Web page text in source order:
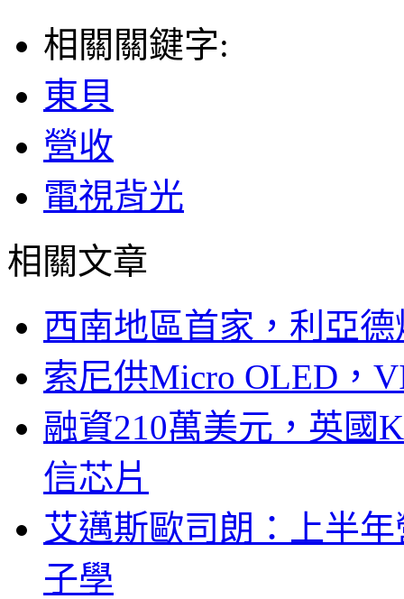
相關關鍵字:
東貝
營收
電視背光
相關文章
西南地區首家，利亞
索尼供Micro OLED，
融資210萬美元，英國
信芯片
艾邁斯歐司朗：上半
子學